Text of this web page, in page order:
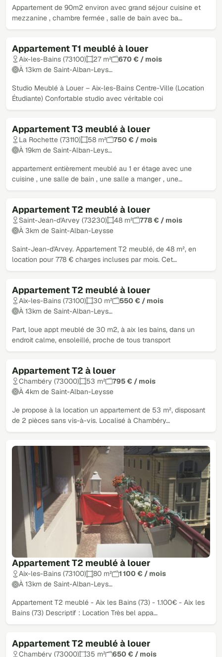
Appartement de 90m2 environ avec grand séjour cuisine et
mezzanine , chambre fermée , salle de bain avec ba…
Appartement T1 meublé à louer
Aix-les-Bains (73100) 27 m²
670 € / mois
À 13km de Saint-Alban-Leys…
Studio Meublé à Louer – Aix-les-Bains Centre-Ville (Location
Étudiante) Confortable studio avec véritable coi
Appartement T3 meublé à louer
La Rochette (73110) 58 m²
750 € / mois
À 19km de Saint-Alban-Leys…
appartement entièrement meublé au 1 er étage avec une
cuisine , une salle de bain , une salle a manger , une…
Appartement T2 meublé à louer
Saint-Jean-d'Arvey (73230) 48 m²
778 € / mois
À 3km de Saint-Alban-Leysse
Saint-Jean-d'Arvey. Appartement T2 meublé, de 48 m², en
location pour 778 € charges incluses par mois. Cet…
Appartement T2 meublé à louer
Aix-les-Bains (73100) 30 m²
550 € / mois
À 13km de Saint-Alban-Leys…
Part, loue appt meublé de 30 m2, à aix les bains, dans un
endroit calme, ensoleillé, proche de tous transport
Appartement T2 à louer
Chambéry (73000) 53 m²
795 € / mois
À 4km de Saint-Alban-Leysse
Je propose à la location un appartement de 53 m², disposant
de 2 pièces sans vis-à-vis. Localisé à Chambéry…
Appartement T2 meublé à louer
Aix-les-Bains (73100) 80 m²
1 100 € / mois
À 13km de Saint-Alban-Leys…
Appartement T2 meublé - Aix les Bains (73) - 1.100€ - Aix les
Bains (73) Descriptif : Location Très bel appa…
Appartement T2 meublé à louer
Chambéry (73000) 35 m² 650 € / mois